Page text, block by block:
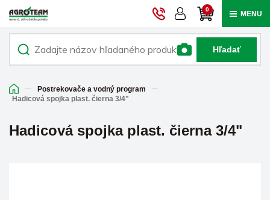
0 MENU
Hľadať
Postrekovače a vodný program
Hadicová spojka plast. čierna 3/4"
Hadicová spojka plast. čierna 3/4"